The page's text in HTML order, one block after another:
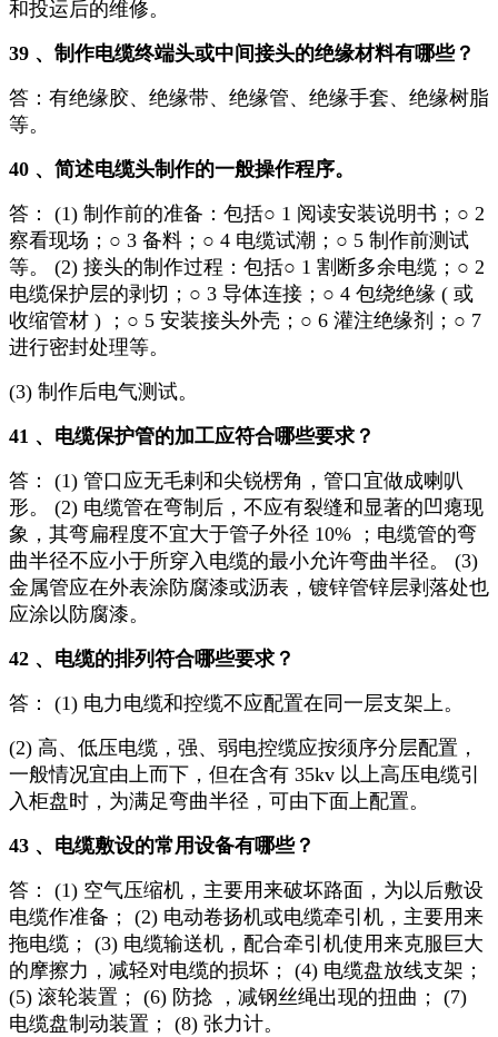
和投运后的维修。
39 、制作电缆终端头或中间接头的绝缘材料有哪些？
答：有绝缘胶、绝缘带、绝缘管、绝缘手套、绝缘树脂
等。
40 、简述电缆头制作的一般操作程序。
答： (1) 制作前的准备：包括○ 1 阅读安装说明书；○ 2
察看现场；○ 3 备料；○ 4 电缆试潮；○ 5 制作前测试
等。 (2) 接头的制作过程：包括○ 1 割断多余电缆；○ 2
电缆保护层的剥切；○ 3 导体连接；○ 4 包绕绝缘 ( 或
收缩管材 ) ；○ 5 安装接头外壳；○ 6 灌注绝缘剂；○ 7
进行密封处理等。
(3) 制作后电气测试。
41 、电缆保护管的加工应符合哪些要求？
答： (1) 管口应无毛剌和尖锐楞角，管口宜做成喇叭
形。 (2) 电缆管在弯制后，不应有裂缝和显著的凹瘪现
象，其弯扁程度不宜大于管子外径 10% ；电缆管的弯
曲半径不应小于所穿入电缆的最小允许弯曲半径。 (3)
金属管应在外表涂防腐漆或沥表，镀锌管锌层剥落处也
应涂以防腐漆。
42 、电缆的排列符合哪些要求？
答： (1) 电力电缆和控缆不应配置在同一层支架上。
(2) 高、低压电缆，强、弱电控缆应按须序分层配置，
一般情况宜由上而下，但在含有 35kv 以上高压电缆引
入柜盘时，为满足弯曲半径，可由下面上配置。
43 、电缆敷设的常用设备有哪些？
答： (1) 空气压缩机，主要用来破坏路面，为以后敷设
电缆作准备； (2) 电动卷扬机或电缆牵引机，主要用来
拖电缆； (3) 电缆输送机，配合牵引机使用来克服巨大
的摩擦力，减轻对电缆的损坏； (4) 电缆盘放线支架；
(5) 滚轮装置； (6) 防捻 ，减钢丝绳出现的扭曲； (7)
电缆盘制动装置； (8) 张力计。